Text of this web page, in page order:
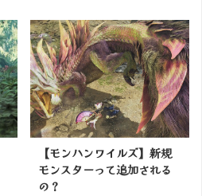
【モンハンワイルズ】新規
モンスターって追加される
の？